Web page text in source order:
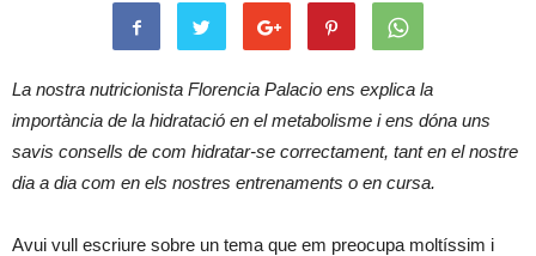
La nostra nutricionista Florencia Palacio ens explica la
importància de la hidratació en el metabolisme i ens dóna uns
savis consells de com hidratar-se correctament, tant en el nostre
dia a dia com en els nostres entrenaments o en cursa.
Avui vull escriure sobre un tema que em preocupa moltíssim i